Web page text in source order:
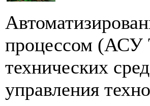
процессом
технических
управления